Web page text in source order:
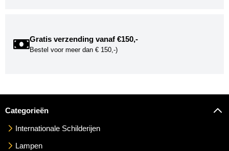
Gratis verzending vanaf €150,-
Bestel voor meer dan € 150,-)
Categorieën
Internationale Schilderijen
Lampen